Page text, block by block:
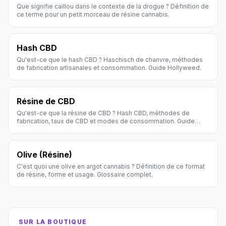
Que signifie caillou dans le contexte de la drogue ? Définition de
ce terme pour un petit morceau de résine cannabis.
Hash CBD
Qu'est-ce que le hash CBD ? Haschisch de chanvre, méthodes
de fabrication artisanales et consommation. Guide Hollyweed.
Résine de CBD
Qu'est-ce que la résine de CBD ? Hash CBD, méthodes de
fabrication, taux de CBD et modes de consommation. Guide
Olive (Résine)
C'est quoi une olive en argot cannabis ? Définition de ce format
de résine, forme et usage. Glossaire complet.
SUR LA BOUTIQUE